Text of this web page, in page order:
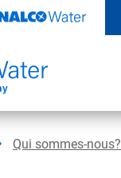
Qui sommes-nous?